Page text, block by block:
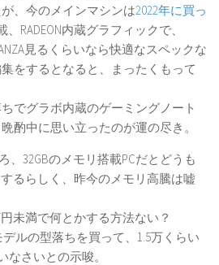
、今のメインマシンは2022年に買っ
、RADEON内蔵グラフィックで、
見るくらいなら快適なスペックな
をするとなると、まったくもって
でグラボ内蔵のゲーミングノート
酌中に思い立ったのが運の尽き。
、32GBのメモリ搭載PCだとどうも
るらしく、昨今のメモリ高騰は嘘
未満で何とかする方法ない？
ルの型落ちを買って、1.5万くらい
なさいとの示唆。